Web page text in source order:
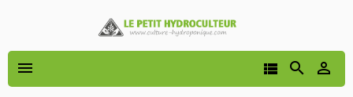
 

